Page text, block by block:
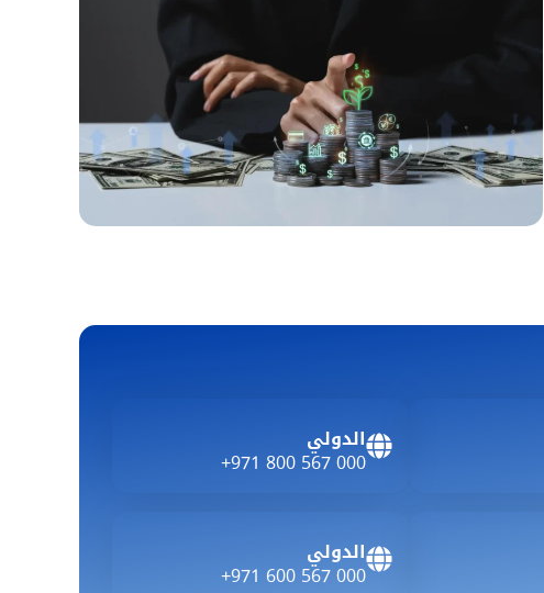
الدولي
+971 800 567 000
الدولي
+971 600 567 000